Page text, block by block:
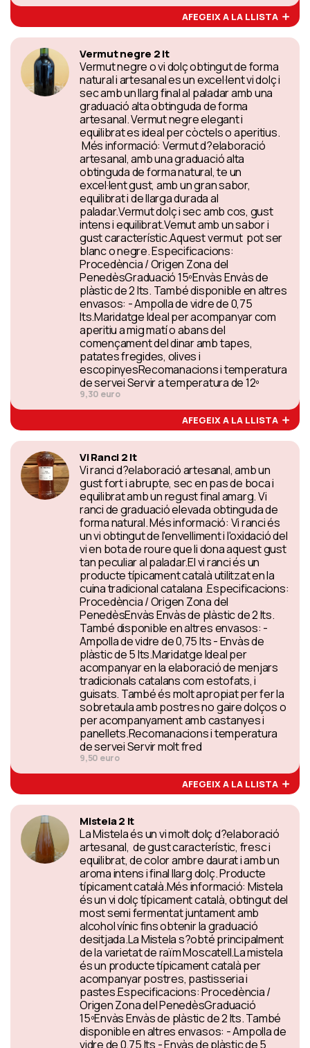
AFEGEIX A LA LLISTA
Vermut negre 2 lt
Vermut negre o vi dolç obtingut de forma
natural i artesanal es un excel·lent vi dolç i
sec amb un llarg final al paladar amb una
graduació alta obtinguda de forma
artesanal. Vermut negre elegant i
equilibrat es ideal per còctels o aperitius.
Més informació: Vermut d?elaboració
artesanal, amb una graduació alta
obtinguda de forma natural, te un
excel·lent gust, amb un gran sabor,
equilibrat i de llarga durada al
paladar.Vermut dolç i sec amb cos, gust
intens i equilibrat.Vemut amb un sabor i
gust característic.Aquest vermut pot ser
blanc o negre. Especificacions:
Procedència / Origen Zona del
PenedèsGraduació 15ºEnvàs Envàs de
plàstic de 2 lts. També disponible en altres
envasos: - Ampolla de vidre de 0,75
lts.Maridatge Ideal per acompanyar com
aperitiu a mig matí o abans del
començament del dinar amb tapes,
patates fregides, olives i
escopinyesRecomanacions i temperatura
de servei Servir a temperatura de 12º
9,30 euro
AFEGEIX A LA LLISTA
Vi Ranci 2 lt
Vi ranci d?elaboració artesanal, amb un
gust fort i abrupte, sec en pas de boca i
equilibrat amb un regust final amarg. Vi
ranci de graduació elevada obtinguda de
forma natural. Més informació: Vi ranci és
un vi obtingut de l'envelliment i l'oxidació del
vi en bota de roure que li dona aquest gust
tan peculiar al paladar.El vi ranci és un
producte típicament català utilitzat en la
cuina tradicional catalana .Especificacions:
Procedència / Origen Zona del
PenedèsEnvàs Envàs de plàstic de 2 lts.
També disponible en altres envasos: -
Ampolla de vidre de 0,75 lts - Envàs de
plàstic de 5 lts.Maridatge Ideal per
acompanyar en la elaboració de menjars
tradicionals catalans com estofats, i
guisats. També és molt apropiat per fer la
sobretaula amb postres no gaire dolços o
per acompanyament amb castanyes i
panellets.Recomanacions i temperatura
de servei Servir molt fred
9,50 euro
AFEGEIX A LA LLISTA
Mistela 2 lt
La Mistela és un vi molt dolç d?elaboració
artesanal, de gust característic, fresc i
equilibrat, de color ambre daurat i amb un
aroma intens i final llarg dolç. Producte
típicament català.Més informació: Mistela
és un vi dolç típicament català, obtingut del
most semi fermentat juntament amb
alcohol vínic fins obtenir la graduació
desitjada.La Mistela s?obté principalment
de la varietat de raïm Moscatell.La mistela
és un producte típicament català per
acompanyar postres, pastisseria i
pastes.Especificacions: Procedència /
Origen Zona del PenedèsGraduació
15ºEnvàs Envàs de plàstic de 2 lts. També
disponible en altres envasos: - Ampolla de
vidre de 0,75 lts - Envàs de plàstic de 5